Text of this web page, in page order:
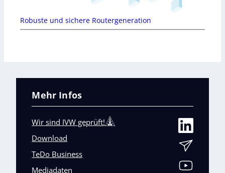
Robuste und sichere Routergeneration
Mehr Infos
Wir sind IVW geprüft!
Download
TeDo Business
Mediadaten